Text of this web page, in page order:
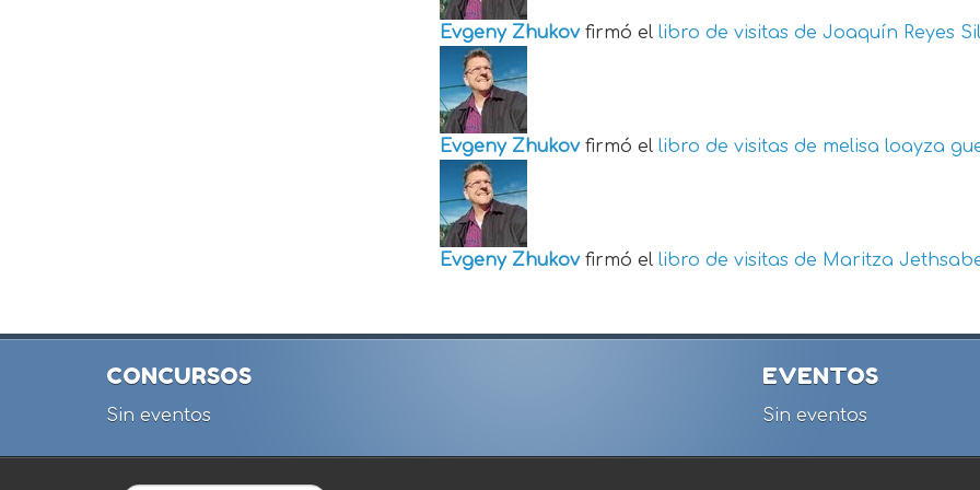
Evgeny Zhukov firmó el libro de visitas de Joaquín Reyes
Evgeny Zhukov firmó el libro de visitas de melisa loayza
Evgeny Zhukov firmó el libro de visitas de Maritza
CONCURSOS
Sin eventos
EVENTOS
Sin eventos